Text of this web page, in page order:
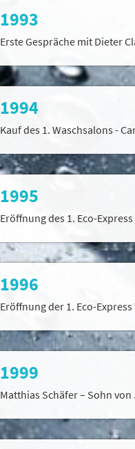
1993
Erste Gespräche mit Dieter
1994
Kauf des 1. Waschsalons -
1995
Eröffnung des 1. Eco-
1996
Eröffnung der 1. Eco-
1999
Matthias Schäfer – Sohn
Sie der